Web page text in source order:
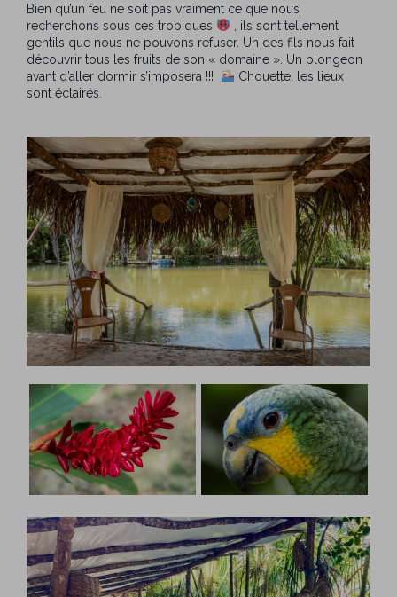
Bien qu’un feu ne soit pas vraiment ce que nous
recherchons sous ces tropiques
, ils sont tellement
gentils que nous ne pouvons refuser. Un des fils nous fait
découvrir tous les fruits de son « domaine ». Un plongeon
avant d’aller dormir s’imposera !!!
Chouette, les lieux
sont éclairés.